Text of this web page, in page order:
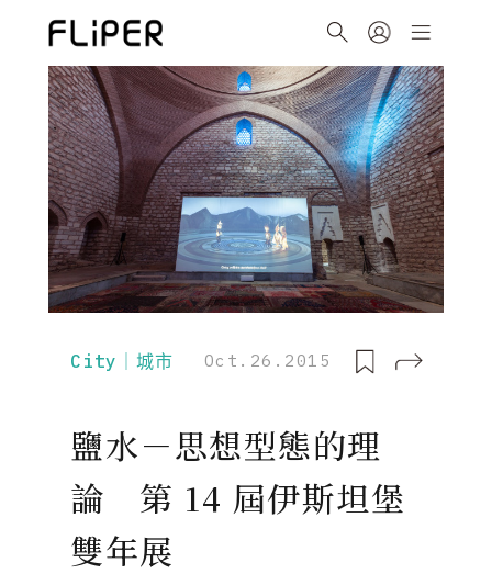
City｜城市 Oct.26.2015
鹽水－思想型態的理
論 第 14 屆伊斯坦堡
雙年展